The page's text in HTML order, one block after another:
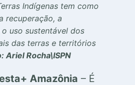
Indígenas tem como
recuperação, a
uso sustentável dos
das terras e territórios
Ariel Rocha\ISPN
Amazônia – É